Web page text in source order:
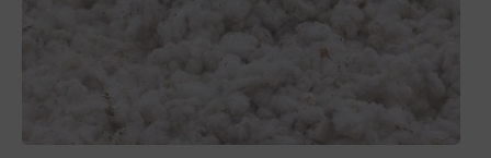
Switch
TYPEFORM S.L., Spanien
zu Vimeo
Switch